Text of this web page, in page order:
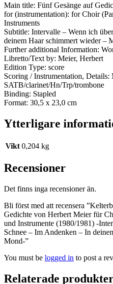
Main title: Fünf Gesänge auf
for (instrumentation): for Choir
Instruments
Subtitle: Intervalle – Wenn ich
deinem Haar schimmert wieder –
Further additional Information:
Libretto/Text by: Meier, Herbert
Edition Type: score
Scoring / Instrumentation,
SATB/clarinet/Hn/Trp/trombone
Binding: Stapled
Format: 30,5 x 23,0 cm
Ytterligare
Vikt 0,204 kg
Recensioner
Det finns inga recensioner än.
Bli först med att recensera
Gedichte von Herbert Meier für
und Instrumente (1980/1981) -
Schnee – Im Andenken – In
Mond-”
You must be logged in to post a
Relaterade